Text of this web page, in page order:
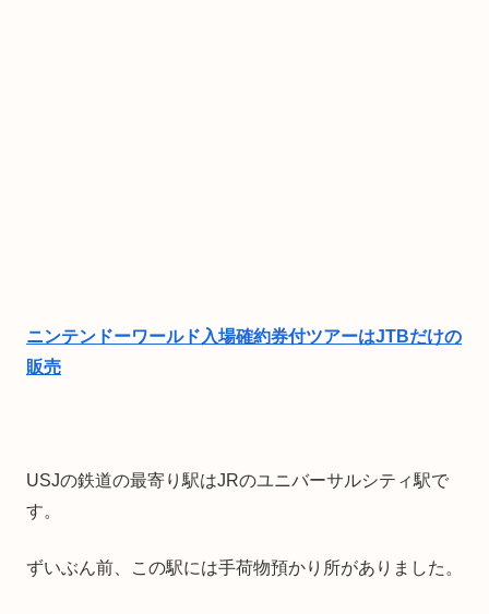
ニンテンドーワールド入場確約券付ツアーはJTBだけの
販売
USJの鉄道の最寄り駅はJRのユニバーサルシティ駅で
す。
ずいぶん前、この駅には手荷物預かり所がありました。